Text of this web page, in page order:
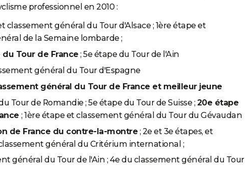
professionnel en 2010 :
classement général du Tour d'Alsace ; 1ère étape et
de la Semaine lombarde ;
du Tour de France ; 5e étape du Tour de l'Ain
général du Tour d'Espagne
général du Tour de France et meilleur jeune
Tour de Romandie ; 5e étape du Tour de Suisse ; 20e étape
; 1ère étape et classement général du Tour du Gévaudan
de France du contre-la-montre ; 2e et 3e étapes, et
général du Critérium international ;
général du Tour de l'Ain ; 4e du classement général du Tour